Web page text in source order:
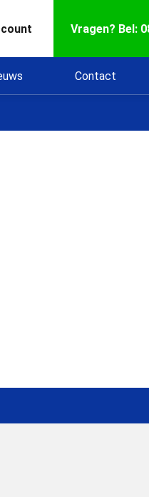
Vragen? Bel:
Contact